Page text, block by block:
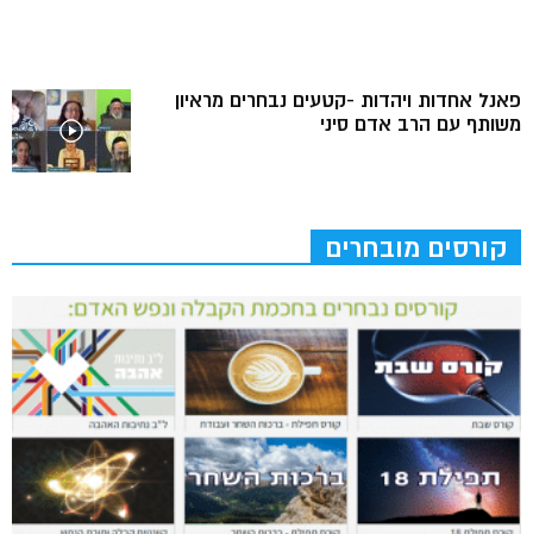
פאנל אחדות ויהדות -קטעים נבחרים מראיון
משותף עם הרב אדם סיני
קורסים מובחרים